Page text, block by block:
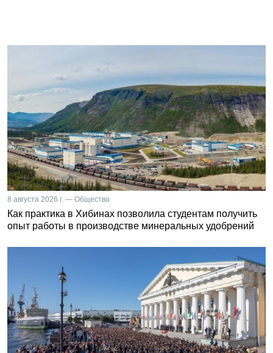
8 августа 2026 г. — Общество
Как практика в Хибинах позволила студентам получить
опыт работы в производстве минеральных удобрений